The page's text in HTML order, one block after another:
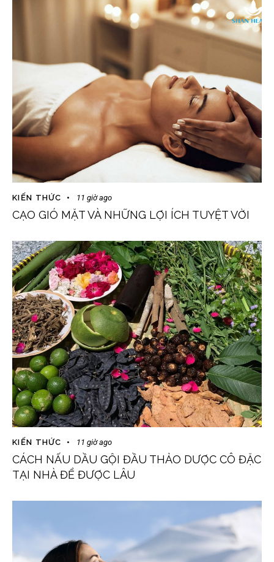
KIẾN THỨC 11 giờ ago
CẠO GIÓ MẶT VÀ NHỮNG LỢI ÍCH TUYỆT VỜI
KIẾN THỨC 11 giờ ago
CÁCH NẤU DẦU GỘI ĐẦU THẢO DƯỢC CÔ ĐẶC
TẠI NHÀ ĐỂ ĐƯỢC LÂU